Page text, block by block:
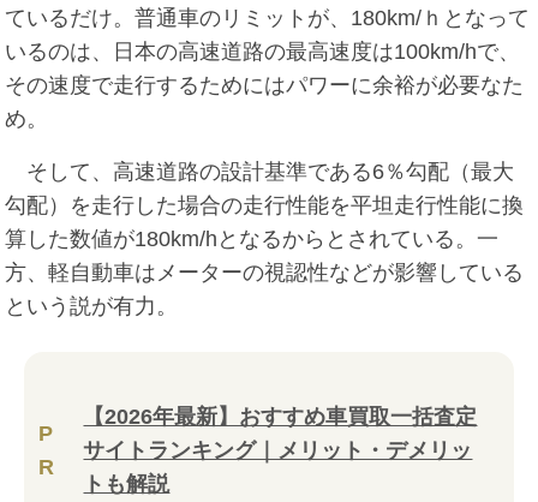
ているだけ。普通車のリミットが、180km/ｈとなって
いるのは、日本の高速道路の最高速度は100km/hで、
その速度で走行するためにはパワーに余裕が必要なた
め。
そして、高速道路の設計基準である6％勾配（最大
勾配）を走行した場合の走行性能を平坦走行性能に換
算した数値が180km/hとなるからとされている。一
方、軽自動車はメーターの視認性などが影響している
という説が有力。
P
R
【2026年最新】おすすめ車買取一括査定
サイトランキング｜メリット・デメリッ
トも解説